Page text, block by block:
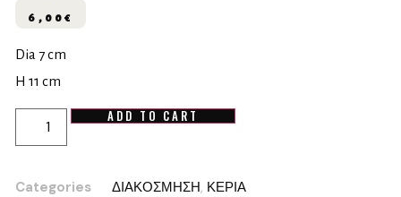
6,00€
Dia 7 cm
H 11 cm
ADD TO CART
Categories ΔΙΑΚΟΣΜΗΣΗ, ΚΕΡΙΑ